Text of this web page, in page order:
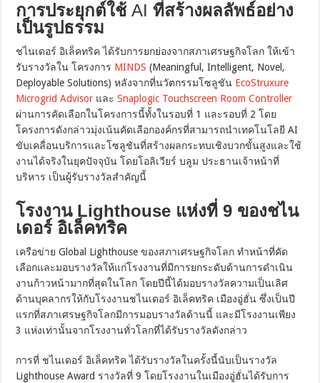
การประยุกต์ใช้AIที่สร้างผลลัพธ์อย่าง
เป็นรูปธรรม
ชไนเดอร์ อิเล็คทริค ได้รับการยกย่องจากสภาเศรษฐกิจโลก ให้เข้า
รับรางวัลใน โครงการ MINDS (Meaningful, Intelligent, Novel,
Deployable Solutions) หลังจากที่นวัตกรรมโซลูชัน EcoStruxure
Microgrid Advisor และSnaplogic Touchscreen Room Controller
ผ่านการคัดเลือกในโครงการนี้ทั้งในรอบที่ 1 และรอบที่ 2 โดย
โครงการดังกล่าวมุ่งเน้นคัดเลือกองค์กรที่สามารถนำเทคโนโลยี AI
ขับเคลื่อนบริการและโซลูชันที่สร้างผลกระทบเชิงบวกขั้นสูงและใช้
งานได้จริงในยุคปัจจุบัน โดยโอลิเวียร์ บลูม ประธานเจ้าหน้าที่
บริหาร เป็นผู้รับรางวัลสำคัญนี้
โรงงาน Lighthouse แห่งที่ 9 ของชไน
เดอร์ อิเล็คทริค
เครือข่าย Global Lighthouse ของสภาเศรษฐกิจโลก ทำหน้าที่คัด
เลือกและมอบรางวัลให้แก่โรงงานที่มีการยกระดับด้านการดำเนิน
งานก้าวหน้ามากที่สุดในโลก โดยปีนี้ได้มอบรางวัลความเป็นเลิศ
ด้านบุคลากรให้กับโรงงานชไนเดอร์ อิเล็คทริค เมืองอู่ฮั่น ซึ่งเป็นปี
แรกที่สภาเศรษฐกิจโลกมีการมอบรางวัลด้านนี้ และมีโรงงานเพียง
3 แห่งเท่านั้นจากโรงงานทั่วโลกที่ได้รับรางวัลดังกล่าว
การที่ ชไนเดอร์ อิเล็คทริค ได้รับรางวัลในครั้งนี้นับเป็นรางวัล
Lighthouse Award รางวัลที่ 9 โดยโรงงานในเมืองอู่ฮั่นได้รับการ